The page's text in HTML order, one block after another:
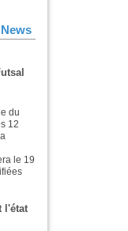
News
du
12
le 19
l'état